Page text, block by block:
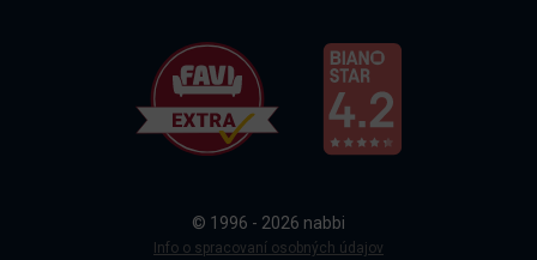
Doprava a platba
© 1996 - 2026 nabbi
Info o spracovaní osobných údajov